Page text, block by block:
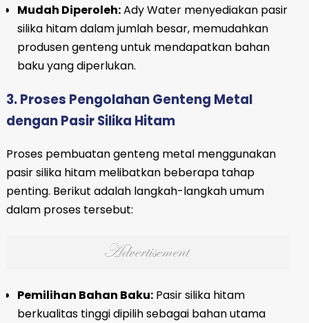
Mudah Diperoleh:Ady Water menyediakan pasir
silika hitam dalam jumlah besar, memudahkan
produsen genteng untuk mendapatkan bahan
baku yang diperlukan.
3. Proses Pengolahan Genteng Metal
dengan Pasir Silika Hitam
Proses pembuatan genteng metal menggunakan
pasir silika hitam melibatkan beberapa tahap
penting. Berikut adalah langkah-langkah umum
dalam proses tersebut:
Pemilihan Bahan Baku:Pasir silika hitam
berkualitas tinggi dipilih sebagai bahan utama